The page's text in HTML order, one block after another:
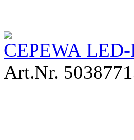
CEPEWA
Art.Nr.